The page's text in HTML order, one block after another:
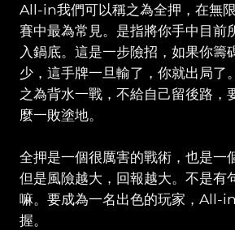
All-in我們可以稱之為全押，在無
賽中最為常見。是指將你手中目前
入鍋底。這是一步險招，如果你籌
少，這手牌一旦輸了，你就出局了
之為背水一戰，不給自己留後路，
麼一敗塗地。
全押是一個很厲害的戰術，也是一
但是風險越大，回報越大。不是有
嘛。要成為一名出色的玩家，All-
握。